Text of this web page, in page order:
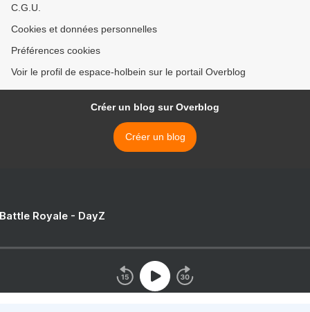
C.G.U.
Cookies et données personnelles
Préférences cookies
Voir le profil de espace-holbein sur le portail Overblog
Créer un blog sur Overblog
Créer un blog
Royale - DayZ